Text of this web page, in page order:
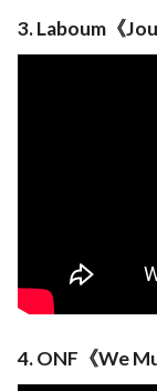
3. Laboum《
4. ONF《We